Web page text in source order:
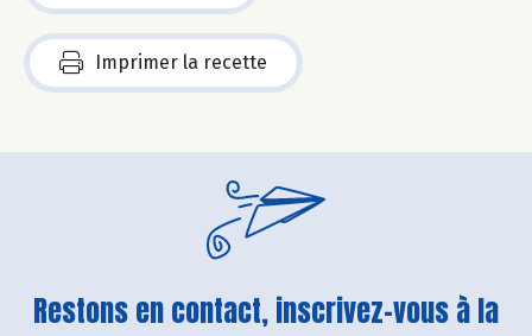
Imprimer la recette
Restons en contact, inscrivez-vous à la